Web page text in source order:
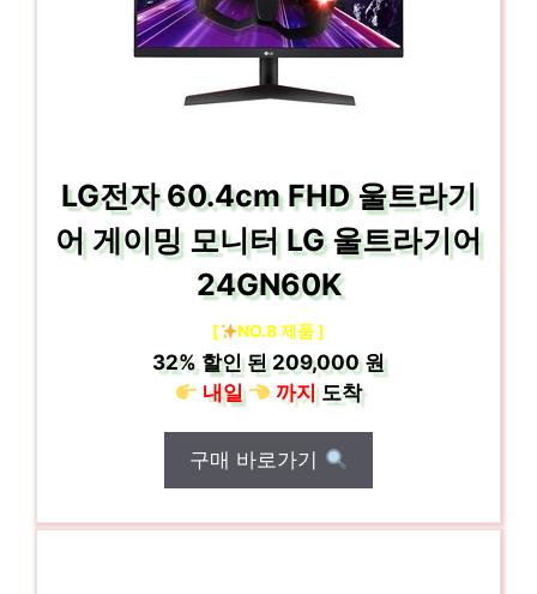
LG전자 60.4cm FHD 울트라기
어 게이밍 모니터 LG 울트라기어
24GN60K
[ NO.8 제품 ]
32%할인 된209,000 원
내일
까지도착
구매 바로가기